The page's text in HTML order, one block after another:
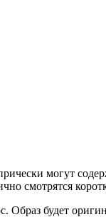
могут
смотрятся
будет